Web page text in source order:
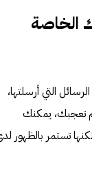
الخاصة
التي أرسلتها،
تعجبك، يمكنك
تستمر بالظهور